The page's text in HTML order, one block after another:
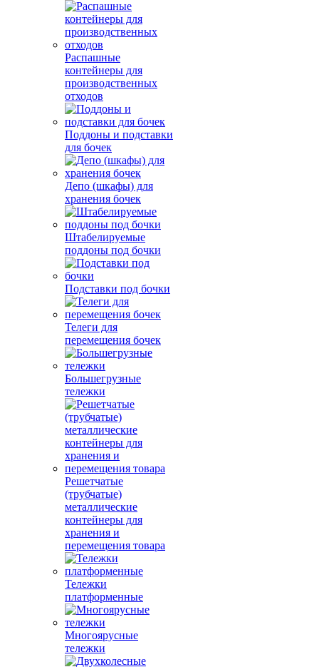
Распашные
контейнеры для
производственных
отходов
Поддоны и подставки
для бочек
Депо (шкафы) для
хранения бочек
Штабелируемые
поддоны под бочки
Подставки под бочки
Телеги для
перемещения бочек
Большегрузные
тележки
Решетчатые
(трубчатые)
металлические
контейнеры для
хранения и
перемещения товара
Тележки
платформенные
Многоярусные
тележки